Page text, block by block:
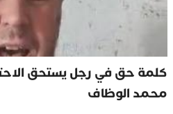
كلمة حق في رجل يستحق
محمد الوظاف